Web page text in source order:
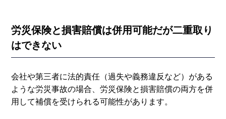
労災保険と損害賠償は併用可能だが二重取り
はできない
会社や第三者に法的責任（過失や義務違反など）がある
ような労災事故の場合、労災保険と損害賠償の両方を併
用して補償を受けられる可能性があります。